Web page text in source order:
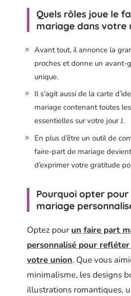
Quels rôles joue le
mariage dans votre
Avant tout, il annonce la
proches et donne un avant-
unique.
Il s’agit aussi de la carte
mariage contenant toutes
essentielles sur votre jour J.
En plus d’être un outil de
faire-part de mariage
d’exprimer votre gratitude
Pourquoi opter
mariage
Optez pour un faire part
personnalisé pour refléter
votre union. Que vous
minimalisme, les designs
illustrations romantiques,